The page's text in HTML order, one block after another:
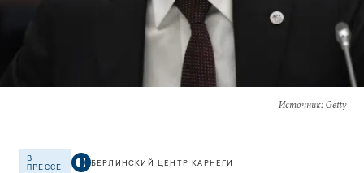
Источник: Getty
В
ПРЕССЕ
БЕРЛИНСКИЙ ЦЕНТР КАРНЕГИ